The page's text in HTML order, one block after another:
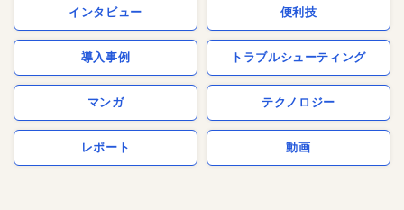
インタビュー 便利技
導入事例 トラブルシューティング
マンガ テクノロジー
レポート 動画